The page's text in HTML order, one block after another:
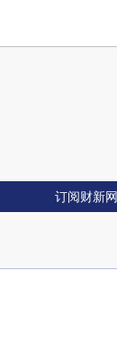
订阅财新